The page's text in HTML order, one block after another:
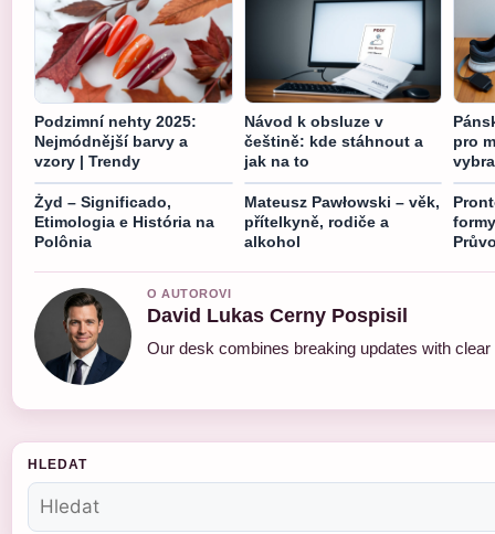
Podzimní nehty 2025:
Nejmódnější barvy a
vzory | Trendy
Návod k obsluze v
češtině: kde stáhnout a
jak na to
pro
Żyd – Significado,
Etimologia e História na
Polônia
Mateusz Pawłowski – věk,
přítelkyně, rodiče a
alkohol
O AUTOROVI
David Lukas Cerny Pospisil
Our desk combines breaking updates with
HLEDAT